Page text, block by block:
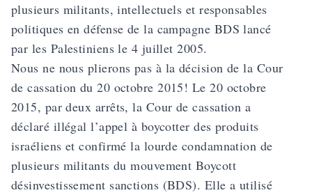
plusieurs militants, intellectuels et responsables
politiques en défense de la campagne BDS lancé
par les Palestiniens le 4 juillet 2005.
Nous ne nous plierons pas à la décision de la Cour
de cassation du 20 octobre 2015! Le 20 octobre
2015, par deux arrêts, la Cour de cassation a
déclaré illégal l’appel à boycotter des produits
israéliens et confirmé la lourde condamnation de
plusieurs militants du mouvement Boycott
désinvestissement sanctions (BDS). Elle a utilisé